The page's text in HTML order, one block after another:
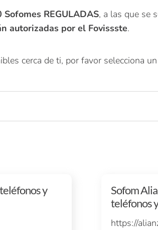
Sofomes REGULADAS, a las que se
autorizadas por el Fovissste.
cerca de ti, por favor selecciona
y
Sofom
teléfonos
https://